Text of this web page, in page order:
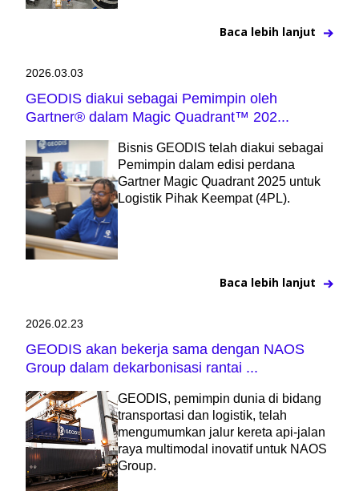
Baca lebih lanjut
2026.03.03
GEODIS diakui sebagai Pemimpin oleh
Gartner® dalam Magic Quadrant™ 202...
Bisnis GEODIS telah diakui sebagai
Pemimpin dalam edisi perdana
Gartner Magic Quadrant 2025 untuk
Logistik Pihak Keempat (4PL).
Baca lebih lanjut
2026.02.23
GEODIS akan bekerja sama dengan NAOS
Group dalam dekarbonisasi rantai ...
GEODIS, pemimpin dunia di bidang
transportasi dan logistik, telah
mengumumkan jalur kereta api-jalan
raya multimodal inovatif untuk NAOS
Group.